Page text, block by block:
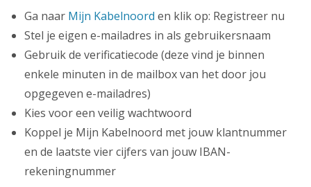
Mijn webmail
Ga naar Mijn Kabelnoord en klik op: Registreer nu
Stel je eigen e-mailadres in als gebruikersnaam
Gebruik de verificatiecode (deze vind je binnen
enkele minuten in de mailbox van het door jou
opgegeven e-mailadres)
Kies voor een veilig wachtwoord
Koppel je Mijn Kabelnoord met jouw klantnummer
en de laatste vier cijfers van jouw IBAN-
rekeningnummer